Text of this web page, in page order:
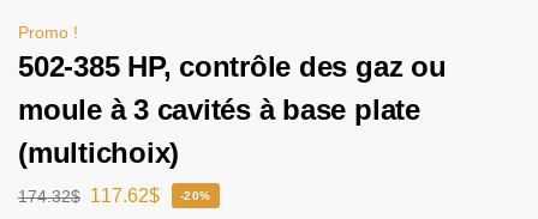
Promo !
502-385 HP, contrôle des gaz ou
moule à 3 cavités à base plate
(multichoix)
174.32$ 117.62$ -20%